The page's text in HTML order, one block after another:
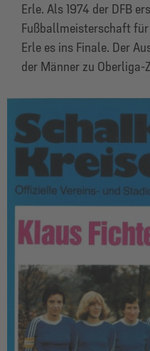
Erle. Als 1974 der DFB
Fußballmeisterschaft
Erle es ins Finale. Der
der Männer zu Oberliga-